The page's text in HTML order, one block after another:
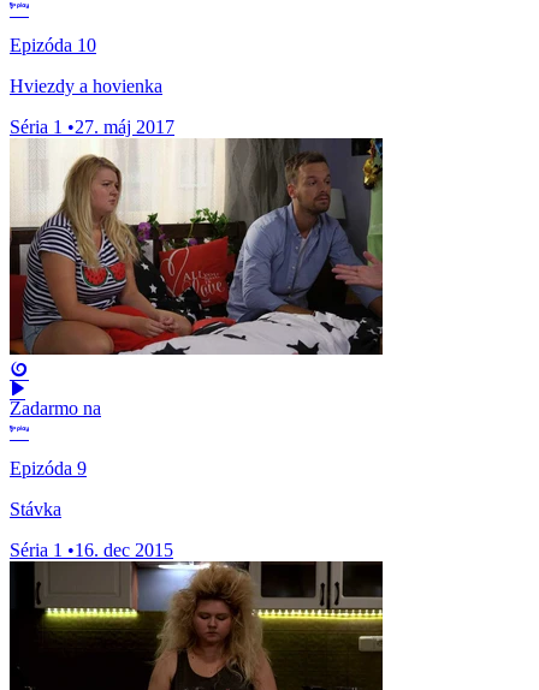
Epizóda 10
Hviezdy a hovienka
Séria 1 •27. máj 2017
Zadarmo na
Epizóda 9
Stávka
Séria 1 •16. dec 2015